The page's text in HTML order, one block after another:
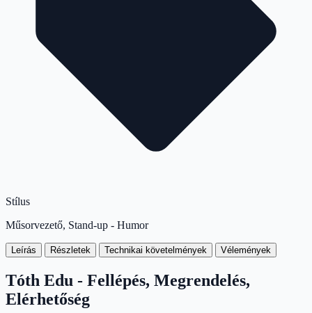
Stílus
Műsorvezető, Stand-up - Humor
Leírás Részletek Technikai követelmények Vélemények
Tóth Edu - Fellépés, Megrendelés,
Elérhetőség